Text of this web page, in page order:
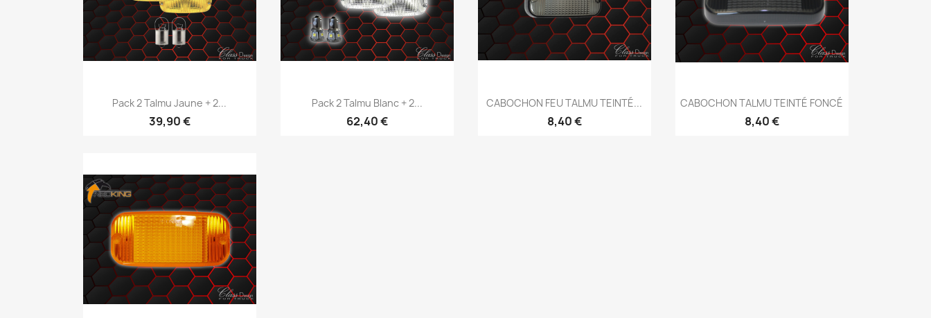
Aperçu rapide
Pack 2 Talmu Jaune + 2...
39,90 €
Aperçu rapide
Pack 2 Talmu Blanc + 2...
62,40 €
Aperçu rapide
CABOCHON FEU TALMU TEINTÉ...
8,40 €
Aperçu rapide
CABOCHON TALMU TEINTÉ FONCÉ
8,40 €